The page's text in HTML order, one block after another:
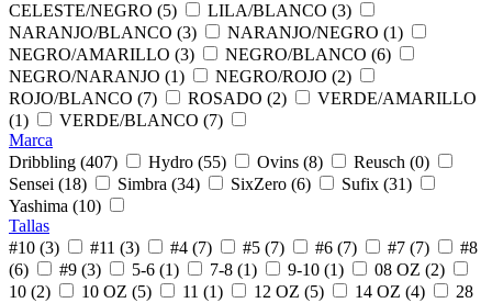
CELESTE/NEGRO (5)
LILA/BLANCO (3)
NARANJO/BLANCO (3)
NARANJO/NEGRO (1)
NEGRO/AMARILLO (3)
NEGRO/BLANCO (6)
NEGRO/NARANJO (1)
NEGRO/ROJO (2)
ROJO/BLANCO (7)
ROSADO (2)
VERDE/AMARILLO
(1)
VERDE/BLANCO (7)
Marca
Dribbling (407)
Hydro (55) Ovins (8)
Reusch (0)
Sensei (18)
Simbra (34) SixZero (6)
Sufix (31)
Yashima (10)
Tallas
#10 (3)
#11 (3) #4 (7) #5 (7) #6 (7) #7 (7)
#8
(6)
#9 (3) 5-6 (1) 7-8 (1) 9-10 (1)
08 OZ (2)
10 (2)
10 OZ (5) 11 (1) 12 OZ (5) 14 OZ (4)
28